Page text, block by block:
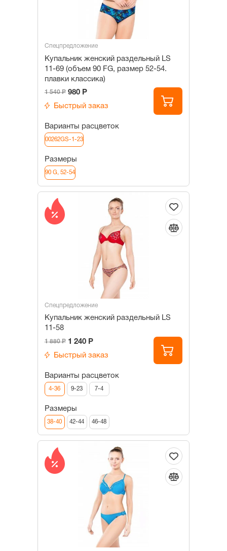
Спецпредложение
Купальник женский раздельный LS
11-69 (объем 90 FG, размер 52-54.
плавки классика)
1 540 Р 980 Р
Быстрый заказ
Варианты расцветок
00262GS-1-23
Размеры
90 G, 52-54
Спецпредложение
Купальник женский раздельный LS
11-58
1 880 Р 1 240 Р
Быстрый заказ
Варианты расцветок
4-36 9-23 7-4
Размеры
38-40 42-44 46-48